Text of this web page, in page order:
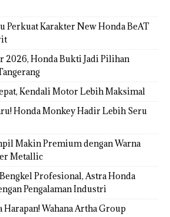
Perkuat Karakter New Honda BeAT
2026, Honda Bukti Jadi Pilihan
Kendali Motor Lebih Maksimal
Honda Monkey Hadir Lebih Seru
Makin Premium dengan Warna
Metallic
Profesional, Astra Honda
Pengalaman Industri
Harapan! Wahana Artha Group